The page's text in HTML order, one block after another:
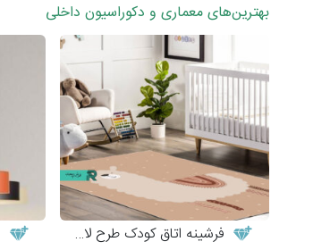
بهترین‌های معماری و دکوراسیون داخلی
فرشینه اتاق کودک طرح لاما